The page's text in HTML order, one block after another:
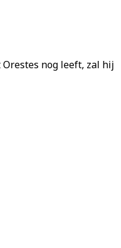
nog leeft, zal hij